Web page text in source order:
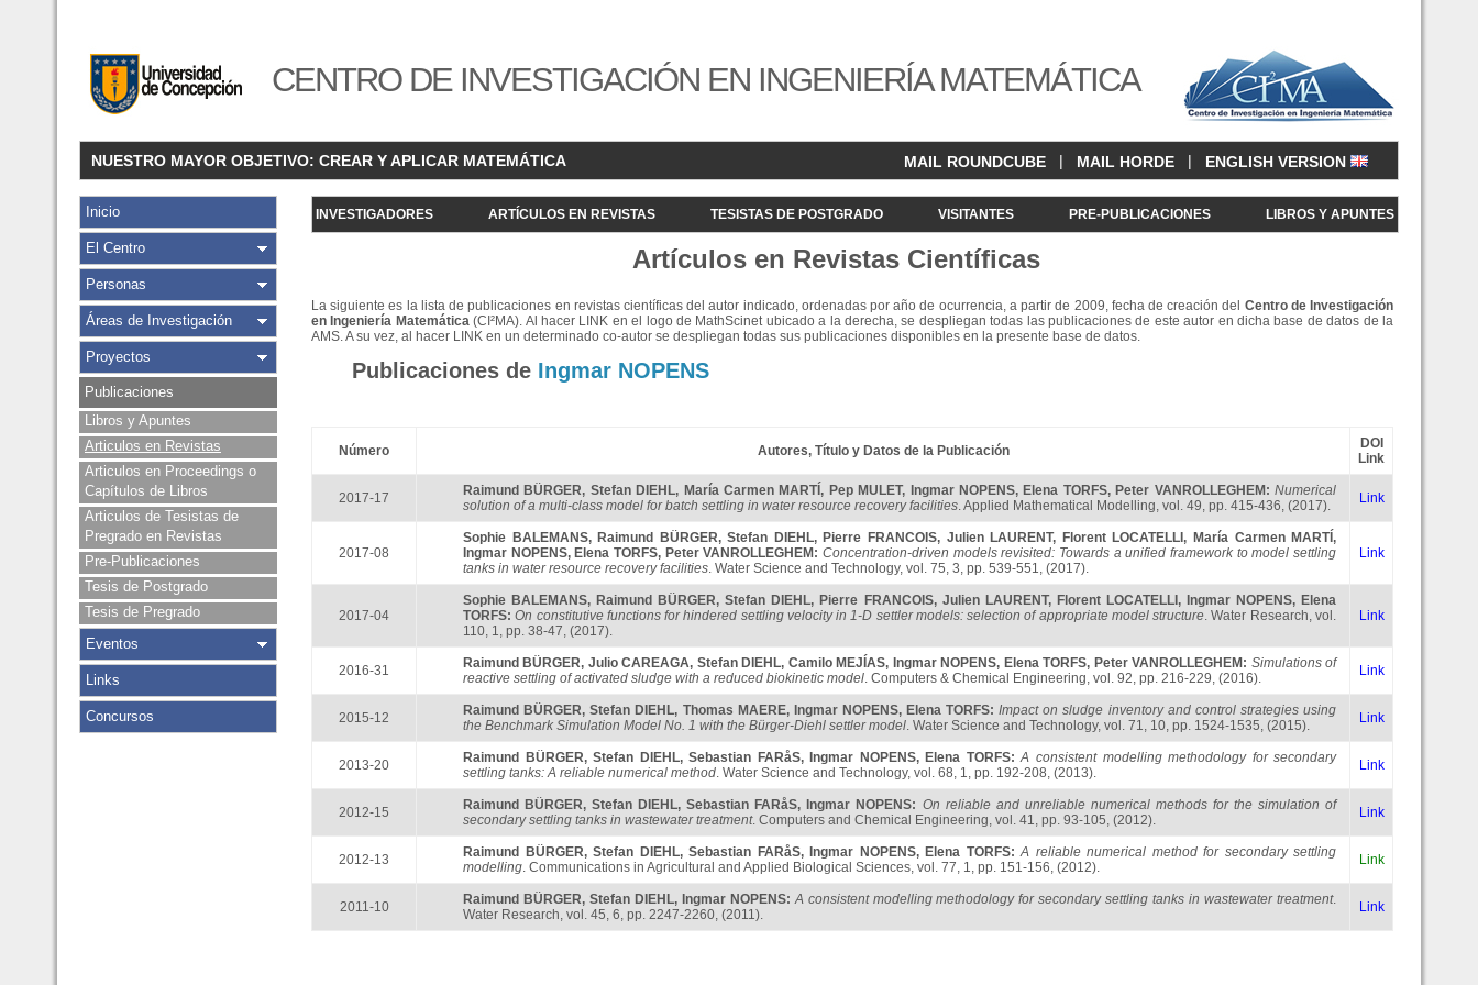
CENTRO DE INVESTIGACIÓN EN INGENIERÍA MATEMÁTICA
NUESTRO MAYOR OBJETIVO: CREAR Y APLICAR MATEMÁTICA MAIL ROUNDCUBE | MAIL HORDE | ENGLISH VERSION
Inicio
El Centro
Personas
Áreas de Investigación
Proyectos
Publicaciones
Libros y Apuntes
Articulos en Revistas
Articulos en Proceedings o
Capítulos de Libros
Articulos de Tesistas de
Pregrado en Revistas
Pre-Publicaciones
Tesis de Postgrado
Tesis de Pregrado
Eventos
Links
Concursos
INVESTIGADORES ARTÍCULOS EN REVISTAS TESISTAS DE POSTGRADO VISITANTES PRE-PUBLICACIONES LIBROS Y APUNTES
Artículos en Revistas Científicas
La siguiente es la lista de publicaciones en revistas científicas del autor indicado, ordenadas por año de ocurrencia, a partir de 2009, fecha de creación del Centro de Investigación
en Ingeniería Matemática(CI²MA). Al hacer LINK en el logo de MathScinet ubicado a la derecha, se despliegan todas las publicaciones de este autor en dicha base de datos de la
AMS. A su vez, al hacer LINK en un determinado co-autor se despliegan todas sus publicaciones disponibles en la presente base de datos.
Publicaciones de Ingmar NOPENS
Número Autores, Título y Datos de la Publicación
DOI
Link
2017-17 Raimund BÜRGER, Stefan DIEHL, María Carmen MARTÍ , Pep MULET, Ingmar NOPENS, Elena TORFS, Peter VANROLLEGHEM :Numerical
solution of a multi-class model for batch settling in water resource recovery facilities. Applied Mathematical Modelling, vol. 49, pp. 415-436, (2017). Link
2017-08
Sophie BALEMANS, Raimund BÜRGER,Stefan DIEHL, Pierre FRANCOIS, Julien LAURENT, Florent LOCATELLI, María Carmen MARTÍ,
Ingmar NOPENS, Elena TORFS, Peter VANROLLEGHEM :Concentration-driven models revisited: Towards a unified framework to model settling
tanks in water resource recovery facilities. Water Science and Technology, vol. 75, 3, pp. 539-551, (2017).
Link
2017-04
Sophie BALEMANS, Raimund BÜRGER,Stefan DIEHL, Pierre FRANCOIS, Julien LAURENT, Florent LOCATELLI , Ingmar NOPENS, Elena
TORFS:On constitutive functions for hindered settling velocity in 1-D settler models: selection of appropriate model structure. Water Research, vol.
110, 1, pp. 38-47, (2017).
Link
2016-31 Raimund BÜRGER, Julio CAREAGA, Stefan DIEHL, Camilo MEJÍAS, Ingmar NOPENS, Elena TORFS, Peter VANROLLEGHEM : Simulations of
reactive settling of activated sludge with a reduced biokinetic model. Computers & Chemical Engineering, vol. 92, pp. 216-229, (2016). Link
2015-12 Raimund BÜRGER,Stefan DIEHL, Thomas MAERE, Ingmar NOPENS, Elena TORFS:Impact on sludge inventory and control strategies using
the Benchmark Simulation Model No. 1 with the Bürger-Diehl settler model. Water Science and Technology, vol. 71, 10, pp. 1524-1535, (2015). Link
2013-20 Raimund BÜRGER,Stefan DIEHL,Sebastian FARåS, Ingmar NOPENS, Elena TORFS:A consistent modelling methodology for secondary
settling tanks: A reliable numerical method. Water Science and Technology, vol. 68, 1, pp. 192-208, (2013). Link
2012-15 Raimund BÜRGER,Stefan DIEHL,Sebastian FARåS, Ingmar NOPENS: On reliable and unreliable numerical methods for the simulation of
secondary settling tanks in wastewater treatment. Computers and Chemical Engineering, vol. 41, pp. 93-105, (2012). Link
2012-13 Raimund BÜRGER, Stefan DIEHL, Sebastian FARåS, Ingmar NOPENS, Elena TORFS:A reliable numerical method for secondary settling
modelling. Communications in Agricultural and Applied Biological Sciences, vol. 77, 1, pp. 151-156, (2012). Link
2011-10 Raimund BÜRGER, Stefan DIEHL, Ingmar NOPENS:A consistent modelling methodology for secondary settling tanks in wastewater treatment.
Water Research, vol. 45, 6, pp. 2247-2260, (2011).
Link